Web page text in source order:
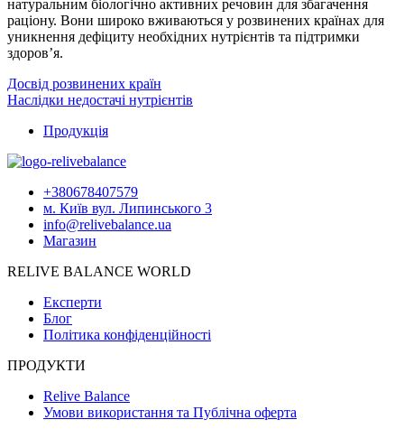
натуральним біологічно активних речовин для збагачення
раціону. Вони широко вживаються у розвинених країнах для
уникнення дефіциту необхідних нутрієнтів та підтримки
здоров’я.
Досвід розвинених країн
Наслідки недостачі нутрієнтів
Продукція
+380678407579
м. Київ вул. Липинського 3
info@relivebalance.ua
Магазин
RELIVE BALANCE WORLD
Експерти
Блог
Політика конфіденційності
ПРОДУКТИ
Relive Balance
Умови використання та Публічна оферта